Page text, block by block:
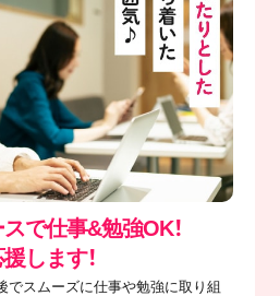
で仕事&勉強OK！
します！
でスムーズに仕事や勉強に取り組